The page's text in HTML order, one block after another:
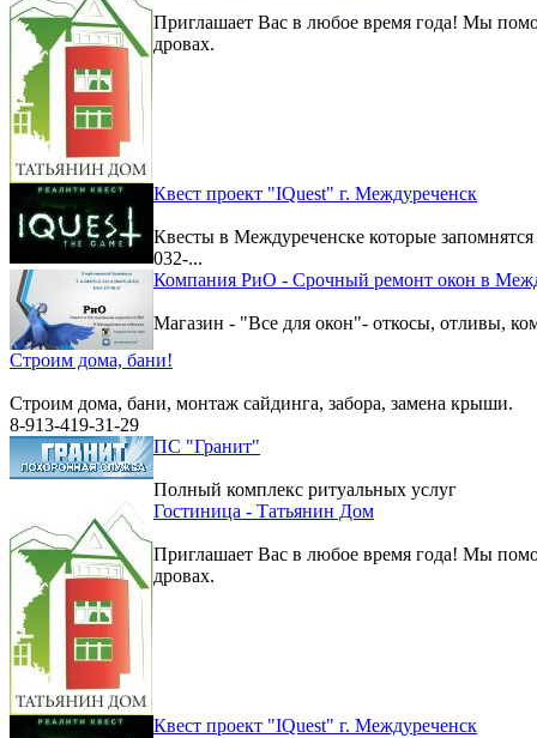
Приглашает Вас в любое время года! Мы
дровах.
Квест проект "IQuest" г. Междуреченск
Квесты в Междуреченске которые
032-...
Компания РиО - Срочный ремонт окон в
Магазин - "Все для окон"- откосы, отливы,
Строим дома, бани!
Строим дома, бани, монтаж сайдинга, забора, замена крыши.
8-913-419-31-29
ПС "Гранит"
Полный комплекс ритуальных услуг
Гостиница - Татьянин Дом
Приглашает Вас в любое время года! Мы
дровах.
Квест проект "IQuest" г. Междуреченск